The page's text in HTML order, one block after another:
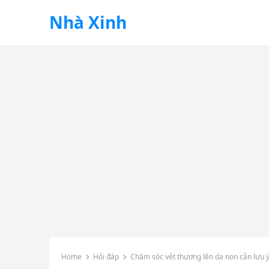
Nhà Xinh
Home Hỏi đáp Chăm sóc vết thương lên da non cần lưu